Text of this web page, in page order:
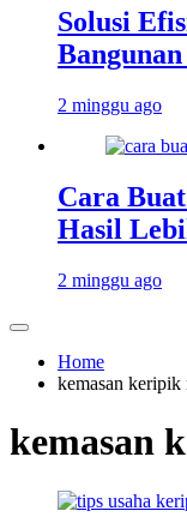
Solusi
2 minggu ago
Cara
Hasil
2 minggu ago
Home
kemasan keripik
kemasan